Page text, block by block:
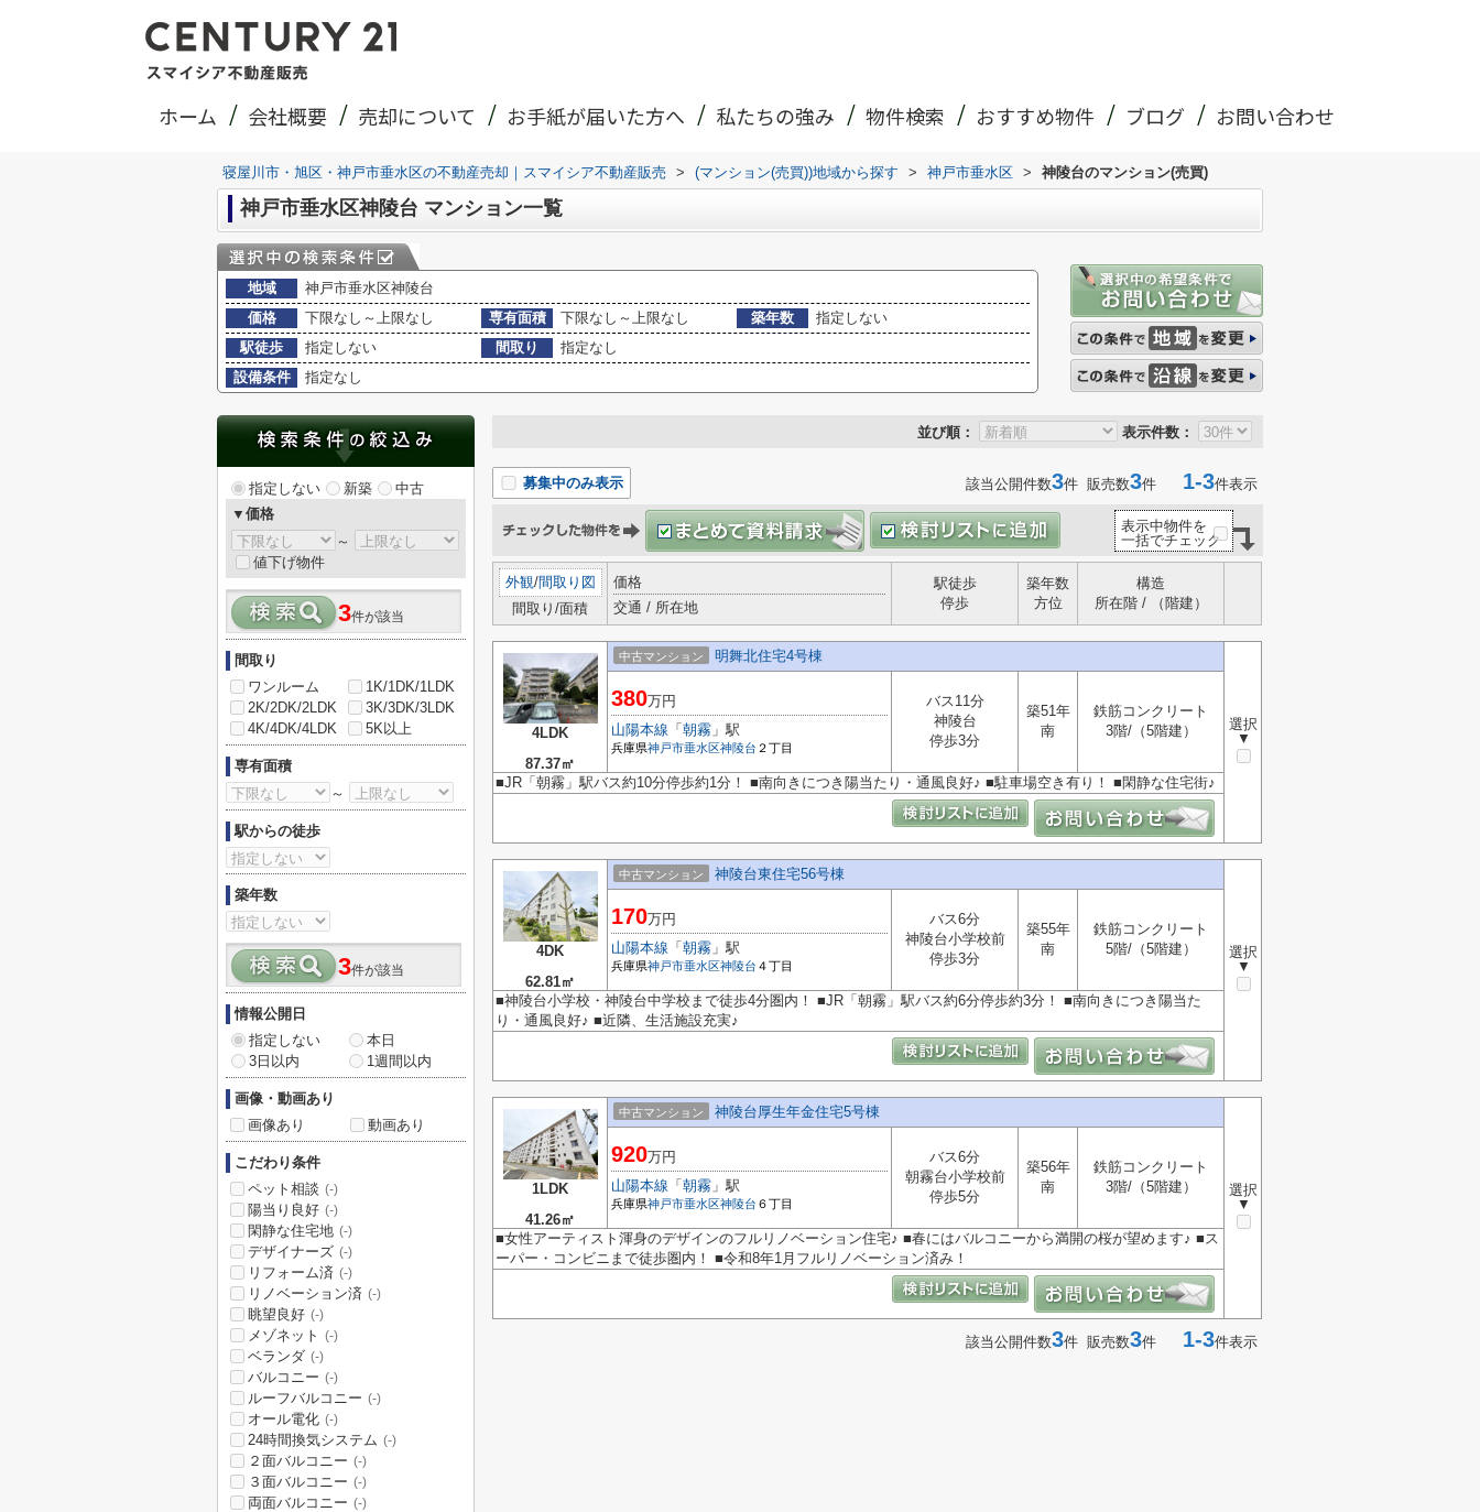
ホーム 会社概要 売却について お手紙が届いた方へ 私たちの強み 物件検索 おすすめ物件 ブログ お問い合わせ
寝屋川市・旭区・神戸市垂水区の不動産売却｜スマイシア不動産販売 > (マンション(売買))地域から探す > 神戸市垂水区 > 神陵台のマンション(売買)
神戸市垂水区神陵台 マンション一覧
地域
神戸市垂水区神陵台
価格
下限なし～上限なし 専有面積 下限なし～上限なし 築年数
指定しない
駅徒歩
指定しない 間取り
指定なし
設備条件
指定なし
並び順： 表示件数：
募集中のみ表示 該当公開件数3件 販売数3件 1-3件表示
表示中物件を
一括でチェック
外観/間取り図
間取り/面積
価格
交通 / 所在地
駅徒歩
停歩
築年数
方位
構造
所在階 / （階建）
4LDK
87.37㎡
中古マンション 明舞北住宅4号棟
選択
▼
380万円
山陽本線 「 朝霧 」駅
兵庫県神戸市垂水区神陵台 ２丁目
バス11分
神陵台
停歩3分
築51年
南
鉄筋コンクリート
3階/（5階建）
■JR「朝霧」駅バス約10分停歩約1分！ ■南向きにつき陽当たり・通風良好♪ ■駐車場空き有り！ ■閑静な住宅街♪
4DK
62.81㎡
中古マンション 神陵台東住宅56号棟
選択
▼
170万円
山陽本線 「 朝霧 」駅
兵庫県神戸市垂水区神陵台 ４丁目
バス6分
神陵台小学校前
停歩3分
築55年
南
鉄筋コンクリート
5階/（5階建）
■神陵台小学校・神陵台中学校まで徒歩4分圏内！ ■JR「朝霧」駅バス約6分停歩約3分！ ■南向きにつき陽当た
り・通風良好♪ ■近隣、生活施設充実♪
1LDK
41.26㎡
中古マンション 神陵台厚生年金住宅5号棟
選択
▼
920万円
山陽本線 「 朝霧 」駅
兵庫県神戸市垂水区神陵台 ６丁目
バス6分
朝霧台小学校前
停歩5分
築56年
南
鉄筋コンクリート
3階/（5階建）
■女性アーティスト渾身のデザインのフルリノベーション住宅♪ ■春にはバルコニーから満開の桜が望めます♪ ■ス
ーパー・コンビニまで徒歩圏内！ ■令和8年1月フルリノベーション済み！
該当公開件数3件 販売数3件 1-3件表示
指定しない 新築
中古
▼価格
～
値下げ物件
3件が該当
間取り
ワンルーム
1K/1DK/1LDK
2K/2DK/2LDK
3K/3DK/3LDK
4K/4DK/4LDK
5K以上
専有面積
～
駅からの徒歩
築年数
3件が該当
情報公開日
指定しない
本日
3日以内
1週間以内
画像・動画あり
画像あり
動画あり
こだわり条件
ペット相談 (-)
陽当り良好 (-)
閑静な住宅地 (-)
デザイナーズ (-)
リフォーム済 (-)
リノベーション済 (-)
眺望良好 (-)
メゾネット (-)
ベランダ (-)
バルコニー (-)
ルーフバルコニー (-)
オール電化 (-)
24時間換気システム (-)
２面バルコニー (-)
３面バルコニー (-)
両面バルコニー (-)